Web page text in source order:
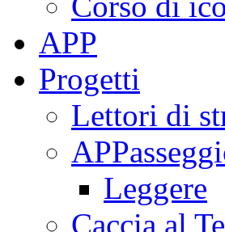
APP
Progetti
Lettori di
Leggere
Caccia al